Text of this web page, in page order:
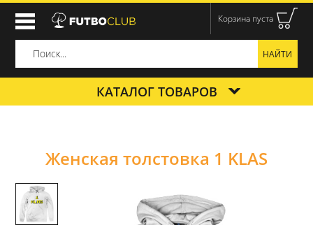
Корзина пуста
КАТАЛОГ ТОВАРОВ
Женская толстовка 1 KLAS